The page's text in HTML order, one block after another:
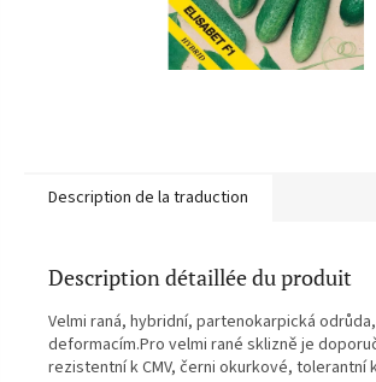
Description de la traduction
Description détaillée du produit
Velmi raná, hybridní, partenokarpická
deformacím.Pro velmi rané sklizně je
rezistentní k CMV, černi okurkové, tolerantní